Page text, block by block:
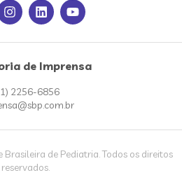
de Imprensa
2256-6856
de Pediatria. Todos os direitos
reservados.